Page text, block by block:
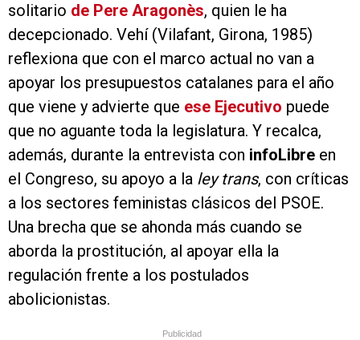
solitario de Pere Aragonès, quien le ha
decepcionado. Vehí (Vilafant, Girona, 1985)
reflexiona que con el marco actual no van a
apoyar los presupuestos catalanes para el año
que viene y advierte que ese Ejecutivo puede
que no aguante toda la legislatura. Y recalca,
además, durante la entrevista con infoLibre en
el Congreso, su apoyo a la ley trans, con críticas
a los sectores feministas clásicos del PSOE.
Una brecha que se ahonda más cuando se
aborda la prostitución, al apoyar ella la
regulación frente a los postulados
abolicionistas.
Publicidad